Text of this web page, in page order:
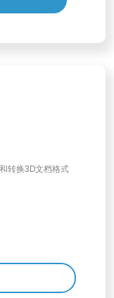
转换3D文档格式